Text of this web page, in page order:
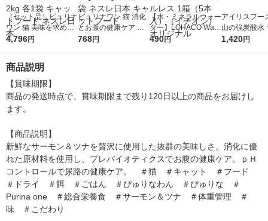
（セット品）ピュリナ
ワン 猫 美味を求める
成猫用 1歳以上 チキ
ード ネスレ日本
4,796円
ピュリナワン 猫 消化
とお腹の健康ケア ま
ぐろフレーク入りゼリ
768円
【水・ミネラルウォー
ター】LOHACO Wate
r（ロハコウォータ
490円
アイリスフー
山の強炭酸水
レス 500ml 1
1,420円
商品説明
【賞味期限】
商品の発送時点で、賞味期限まで残り120日以上の商品をお届けし
ます。
【商品説明】
新鮮なサーモン＆ツナを贅沢に使用した抜群の美味しさ。消化に優
れた原材料を使用し、プレバイオティクスでお腹の健康ケア。ｐＨ
コントロールで尿路の健康ケア。　＃猫　＃キャット　＃フード
＃ドライ　＃餌　＃ごはん　＃ぴゅりなわん　＃ぴゅりな　＃
Purina one　＃総合栄養食　＃サーモン＆ツナ　＃体重管理　＃
味　＃こだわり